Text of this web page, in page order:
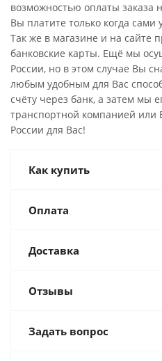
возможностью оплаты
Вы платите только когда сами
Так же в магазине и на сайте
банковские карты. Ещё мы
России, но в этом случае Вы
любым удобным для Вас
счёту через банк, а затем мы
транспортной компанией или
России для Вас!
Как купить
Оплата
Доставка
Отзывы
Задать вопрос